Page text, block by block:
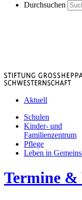
Durchsuchen
Aktuell
Schulen
Kinder- und
Familienzentrum
Pflege
Leben in
Termine &